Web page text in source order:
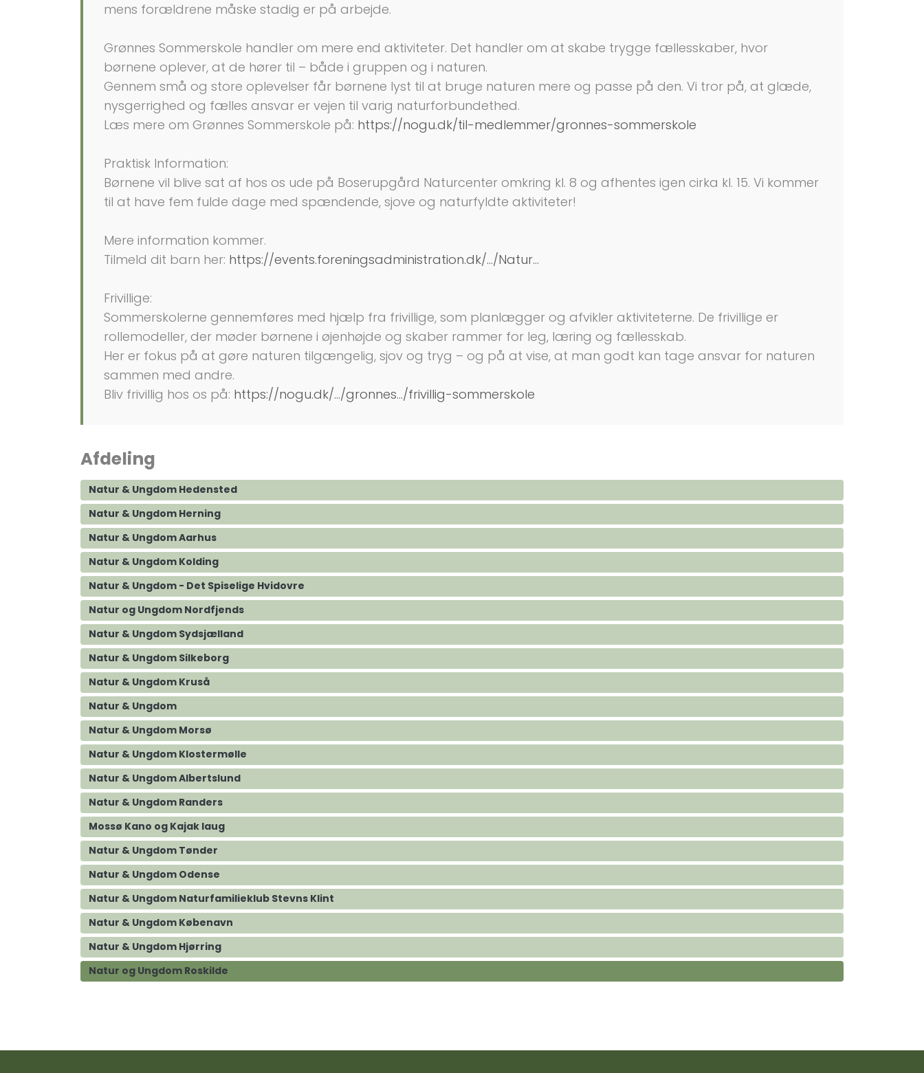
mens forældrene måske stadig er på arbejde.
Grønnes Sommerskole handler om mere end aktiviteter. Det handler om at skabe trygge fællesskaber, hvor
børnene oplever, at de hører til – både i gruppen og i naturen.
Gennem små og store oplevelser får børnene lyst til at bruge naturen mere og passe på den. Vi tror på, at glæde,
nysgerrighed og fælles ansvar er vejen til varig naturforbundethed.
Læs mere om Grønnes Sommerskole på: https://nogu.dk/til-medlemmer/gronnes-sommerskole
Praktisk Information:
Børnene vil blive sat af hos os ude på Boserupgård Naturcenter omkring kl. 8 og afhentes igen cirka kl. 15. Vi kommer
til at have fem fulde dage med spændende, sjove og naturfyldte aktiviteter!
Mere information kommer.
Tilmeld dit barn her: https://events.foreningsadministration.dk/.../Natur...
Frivillige:
Sommerskolerne gennemføres med hjælp fra frivillige, som planlægger og afvikler aktiviteterne. De frivillige er
rollemodeller, der møder børnene i øjenhøjde og skaber rammer for leg, læring og fællesskab.
Her er fokus på at gøre naturen tilgængelig, sjov og tryg – og på at vise, at man godt kan tage ansvar for naturen
sammen med andre.
Bliv frivillig hos os på: https://nogu.dk/.../gronnes.../frivillig-sommerskole
Afdeling
Natur & Ungdom Hedensted
Natur & Ungdom Herning
Natur & Ungdom Aarhus
Natur & Ungdom Kolding
Natur & Ungdom - Det Spiselige Hvidovre
Natur og Ungdom Nordfjends
Natur & Ungdom Sydsjælland
Natur & Ungdom Silkeborg
Natur & Ungdom Kruså
Natur & Ungdom
Natur & Ungdom Morsø
Natur & Ungdom Klostermølle
Natur & Ungdom Albertslund
Natur & Ungdom Randers
Mossø Kano og Kajak laug
Natur & Ungdom Tønder
Natur & Ungdom Odense
Natur & Ungdom Naturfamilieklub Stevns Klint
Natur & Ungdom Købenavn
Natur & Ungdom Hjørring
Natur og Ungdom Roskilde